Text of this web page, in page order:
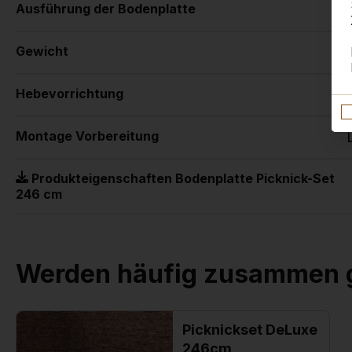
Ausführung der Bodenplatte
Gewicht
Hebevorrichtung
Montage Vorbereitung
Produkteigenschaften Bodenplatte Picknick-Set
246 cm
Werden häufig zusammen
Picknickset DeLuxe
246cm